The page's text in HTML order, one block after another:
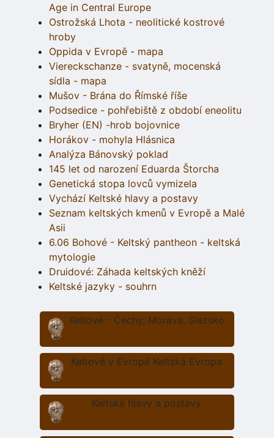
Age in Central Europe
Ostrožská Lhota - neolitické kostrové
hroby
Oppida v Evropě - mapa
Viereckschanze - svatyně, mocenská
sídla - mapa
Mušov - Brána do Římské říše
Podsedice - pohřebiště z období eneolitu
Bryher (EN) -hrob bojovnice
Horákov - mohyla Hlásnica
Analýza Bánovský poklad
145 let od narození Eduarda Štorcha
Genetická stopa lovců vymizela
Vychází Keltské hlavy a postavy
Seznam keltských kmenů v Evropě a Malé
Asii
6.06 Bohové - Keltský pantheon - keltská
mytologie
Druidové: Záhada keltských kněží
Keltské jazyky - souhrn
Keltové - Čechy, Morava, Slezsko
Keltové v Evropě Keltská Evropa
Keltské hlavy a postavy